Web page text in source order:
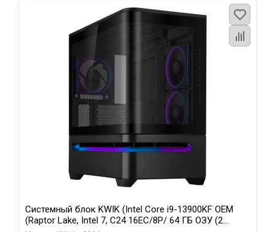
Системный блок KWIK (Intel Core i9-13900KF OEM
(Raptor Lake, Intel 7, C24 16EC/8P/ 64 ГБ ОЗУ (2